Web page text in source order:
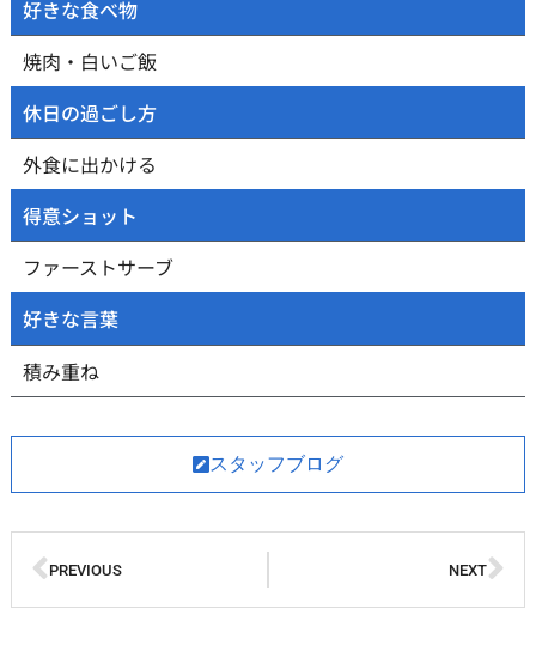
好きな食べ物
焼肉・白いご飯
休日の過ごし方
外食に出かける
得意ショット
ファーストサーブ
好きな言葉
積み重ね
スタッフブログ
PREVIOUS NEXT